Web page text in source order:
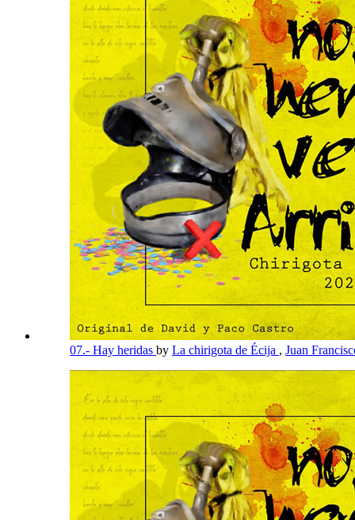
07.- Hay heridas by La chirigota de Écija , Juan